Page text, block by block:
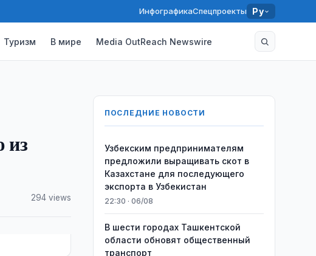
ИнфографикаСпецпроекты Ру
Туризм В мире Media OutReach Newswire
из
294 views
ПОСЛЕДНИЕ НОВОСТИ
Узбекским предпринимателям
предложили выращивать скот в
Казахстане для последующего
экспорта в Узбекистан
22:30 · 06/08
В шести городах Ташкентской
области обновят общественный
транспорт